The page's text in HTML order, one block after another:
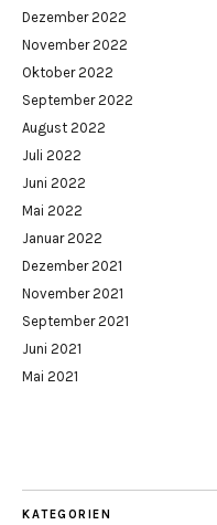
Dezember 2022
November 2022
Oktober 2022
September 2022
August 2022
Juli 2022
Juni 2022
Mai 2022
Januar 2022
Dezember 2021
November 2021
September 2021
Juni 2021
Mai 2021
KATEGORIEN